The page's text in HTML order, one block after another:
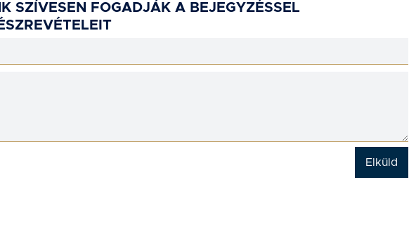
SZÍVESEN FOGADJÁK A BEJEGYZÉSSEL